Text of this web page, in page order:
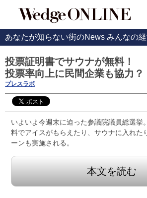
あなたが知らない街のNews みんなの
投票証明書でサウナが無料！
投票率向上に民間企業も協力？
プレスラボ
いよいよ今週末に迫った参議院議員総選挙
料でアイスがもらえたり、サウナに入れた
ーンも実施される。
本文を読む